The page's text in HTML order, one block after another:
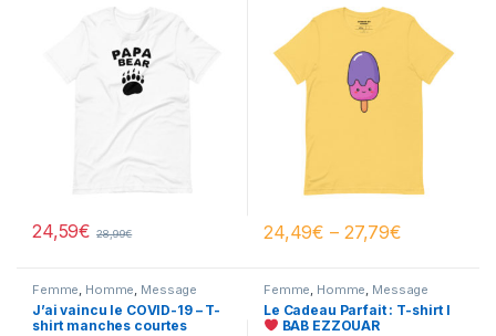
24,59€ 28,99€ 24,49€ – 27,79€
Femme Homme Message
Femme, Message Homme
PROMOS
J’ai vaincu le COVID-19 – T-
shirt manches courtes
Femme Homme Message
Femme, Message Homme ,Pays
& villes Femme,Pays & villes
Homme ,PROMOS
Le Cadeau Parfait : T-shirt I
BAB EZZOUAR